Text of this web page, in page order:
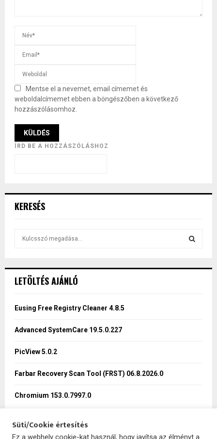
Mentse el a nevemet, email címemet és
weboldalcímemet ebben a böngészőben a következő
hozzászólásomhoz.
ÍRD BE A HOZZÁSZÓLÁSHOZ
KERESÉS
h
o
LETÖLTÉS AJÁNLÓ
Eusing Free Registry Cleaner 4.8.5
Advanced SystemCare 19.5.0.227
PicView 5.0.2
Farbar Recovery Scan Tool (FRST) 06.8.2026.0
Chromium 153.0.7997.0
Süti/Cookie értesítés
Ez a webhely cookie-kat használ, hogy javítsa az élményt a